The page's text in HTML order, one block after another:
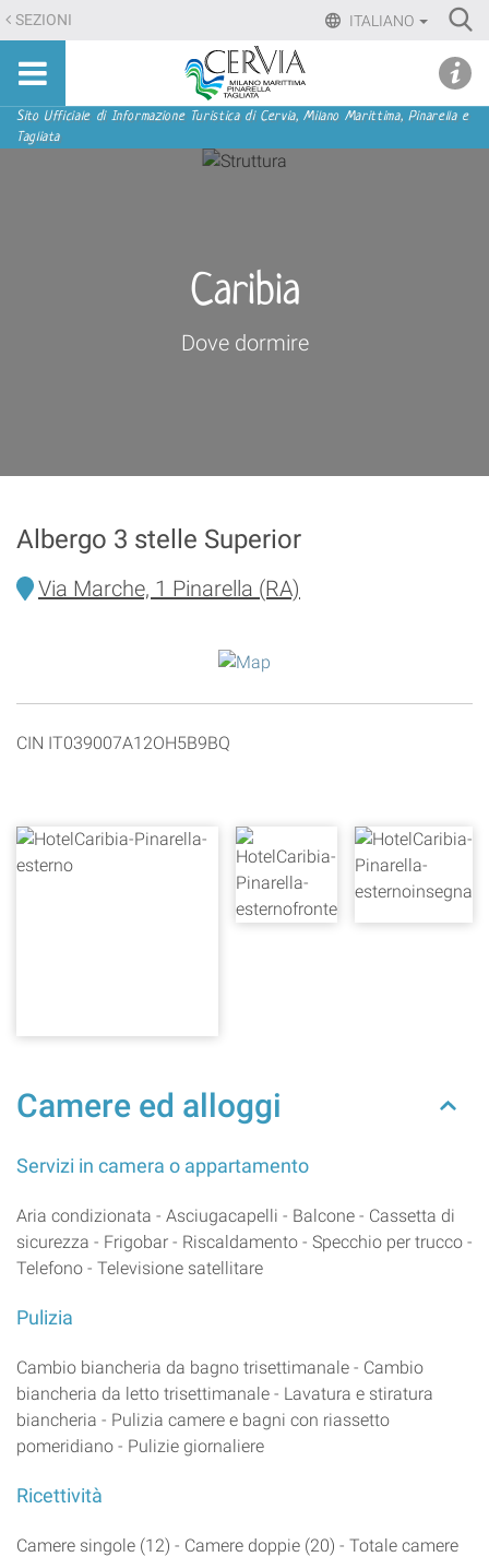
Salta
ai
contenuti.
Salta
alla
ITALIANO
SEZIONI
Sito
turistico
ufficiale
Cervia,
Tagliata
Sezioni
Sito Ufficiale di Informazione Turistica di Cervia, Milano Marittima, Pinarella e
Tagliata
Caribia
Dove dormire
Albergo 3 stelle Superior
Via Marche, 1 Pinarella (RA)
CIN IT039007A12OH5B9BQ
Camere ed alloggi
Servizi in camera o appartamento
Aria condizionata - Asciugacapelli - Balcone - Cassetta di
sicurezza - Frigobar - Riscaldamento - Specchio per trucco -
Telefono - Televisione satellitare
Pulizia
Cambio biancheria da bagno trisettimanale - Cambio
biancheria da letto trisettimanale - Lavatura e stiratura
biancheria - Pulizia camere e bagni con riassetto
pomeridiano - Pulizie giornaliere
Ricettività
Camere singole (12) - Camere doppie (20) - Totale camere
menu